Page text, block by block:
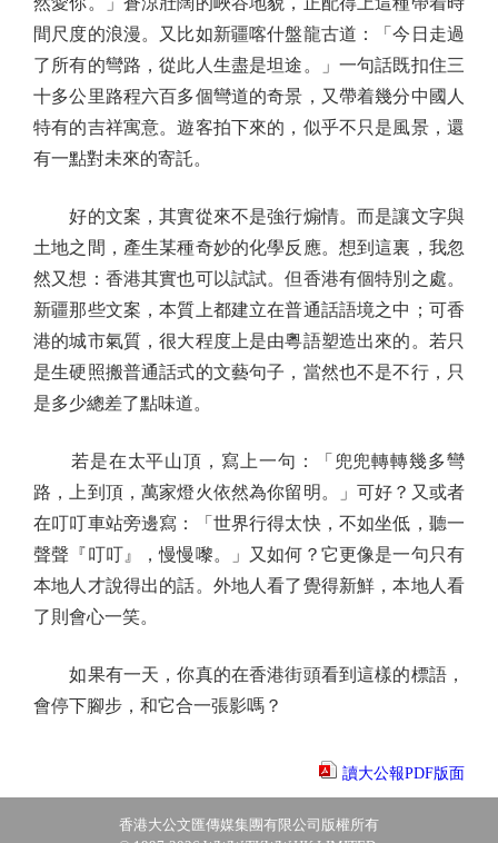
間尺度的浪漫。又比如新疆喀什盤龍古道：「今日走過
了所有的彎路，從此人生盡是坦途。」一句話既扣住三
十多公里路程六百多個彎道的奇景，又帶着幾分中國人
特有的吉祥寓意。遊客拍下來的，似乎不只是風景，還
有一點對未來的寄託。
好的文案，其實從來不是強行煽情。而是讓文字與
土地之間，產生某種奇妙的化學反應。想到這裏，我忽
然又想：香港其實也可以試試。但香港有個特別之處。
新疆那些文案，本質上都建立在普通話語境之中；可香
港的城市氣質，很大程度上是由粵語塑造出來的。若只
是生硬照搬普通話式的文藝句子，當然也不是不行，只
是多少總差了點味道。
若是在太平山頂，寫上一句：「兜兜轉轉幾多彎
路，上到頂，萬家燈火依然為你留明。」可好？又或者
在叮叮車站旁邊寫：「世界行得太快，不如坐低，聽一
聲聲『叮叮』，慢慢嚟。」又如何？它更像是一句只有
本地人才說得出的話。外地人看了覺得新鮮，本地人看
了則會心一笑。
如果有一天，你真的在香港街頭看到這樣的標語，
會停下腳步，和它合一張影嗎？
讀大公報PDF版面
香港大公文匯傳媒集團有限公司版權所有